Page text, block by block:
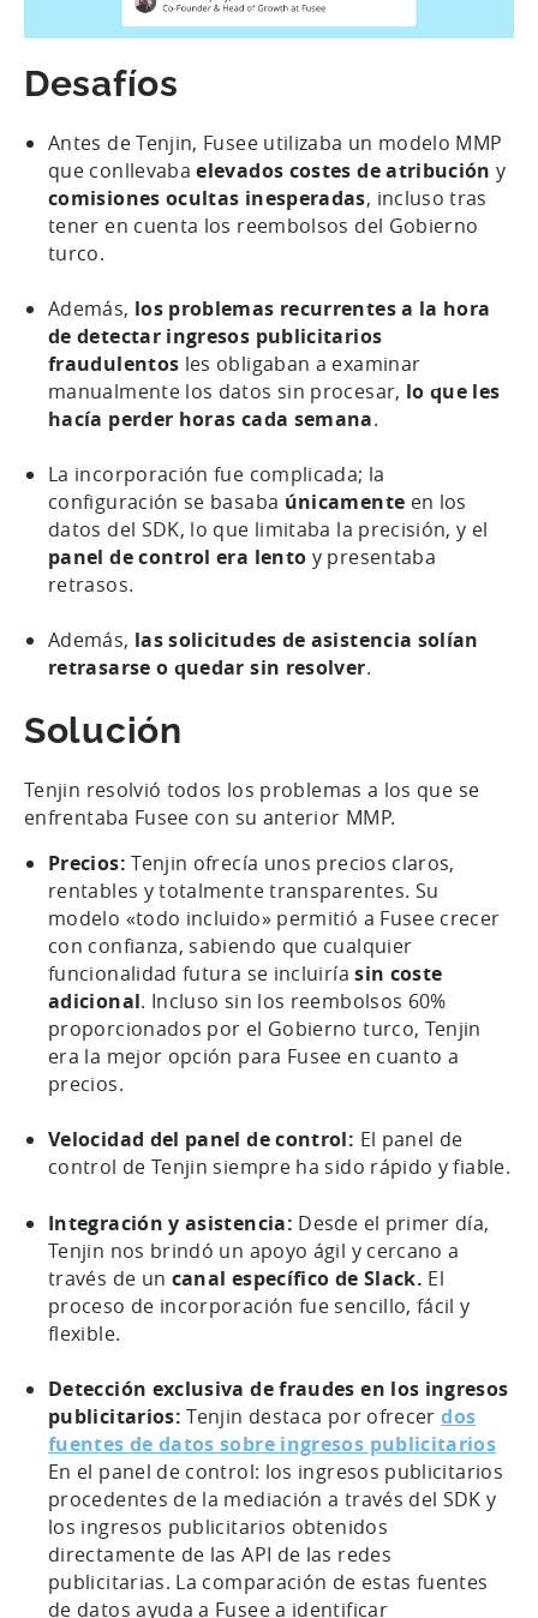
Desafíos
Antes de Tenjin, Fusee utilizaba un modelo MMP
que conllevabaelevados costes de atribución y
comisiones ocultas inesperadas, incluso tras
tener en cuenta los reembolsos del Gobierno
turco.
Además, los problemas recurrentes a la hora
de detectar ingresos publicitarios
fraudulentos les obligaban a examinar
manualmente los datos sin procesar, lo que les
hacía perder horas cada semana.
La incorporación fue complicada; la
configuración se basaba únicamente en los
datos del SDK, lo que limitaba la precisión, y el
panel de control era lento y presentaba
retrasos.
Además, las solicitudes de asistencia solían
retrasarse o quedar sin resolver.
Solución
Tenjin resolvió todos los problemas a los que se
enfrentaba Fusee con su anterior MMP.
Precios:Tenjin ofrecía unos precios claros,
rentables y totalmente transparentes. Su
modelo «todo incluido» permitió a Fusee crecer
con confianza, sabiendo que cualquier
funcionalidad futura se incluiríasin coste
adicional. Incluso sin los reembolsos 60%
proporcionados por el Gobierno turco, Tenjin
era la mejor opción para Fusee en cuanto a
precios.
Velocidad del panel de control: El panel de
control de Tenjin siempre ha sido rápido y fiable.
Integración y asistencia: Desde el primer día,
Tenjin nos brindó un apoyo ágil y cercano a
través de un canal específico de Slack. El
proceso de incorporación fue sencillo, fácil y
flexible.
Detección exclusiva de fraudes en los ingresos
publicitarios: Tenjin destaca por ofrecerdos
fuentes de datos sobre ingresos publicitarios
En el panel de control: los ingresos publicitarios
procedentes de la mediación a través del SDK y
los ingresos publicitarios obtenidos
directamente de las API de las redes
publicitarias. La comparación de estas fuentes
de datos ayuda a Fusee a identificar